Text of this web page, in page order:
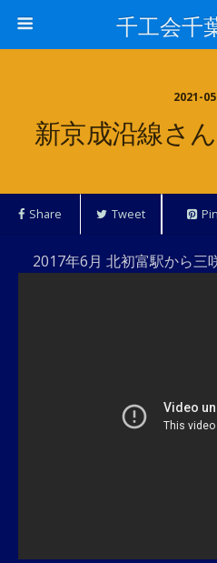
千工会千
2021-
新京成沿線さ
Share Tweet Pin
2017年6月 北初富駅から三